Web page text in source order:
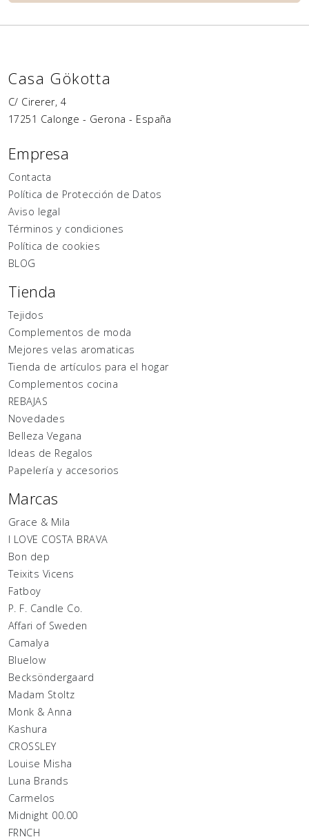
Casa Gökotta
C/ Cirerer, 4
17251 Calonge - Gerona - España
Empresa
Contacta
Política de Protección de Datos
Aviso legal
Términos y condiciones
Política de cookies
BLOG
Tienda
Tejidos
Complementos de moda
Mejores velas aromaticas
Tienda de artículos para el hogar
Complementos cocina
REBAJAS
Novedades
Belleza Vegana
Ideas de Regalos
Papelería y accesorios
Marcas
Grace & Mila
I LOVE COSTA BRAVA
Bon dep
Teixits Vicens
Fatboy
P. F. Candle Co.
Affari of Sweden
Camalya
Bluelow
Becksöndergaard
Madam Stoltz
Monk & Anna
Kashura
CROSSLEY
Louise Misha
Luna Brands
Carmelos
Midnight 00.00
FRNCH